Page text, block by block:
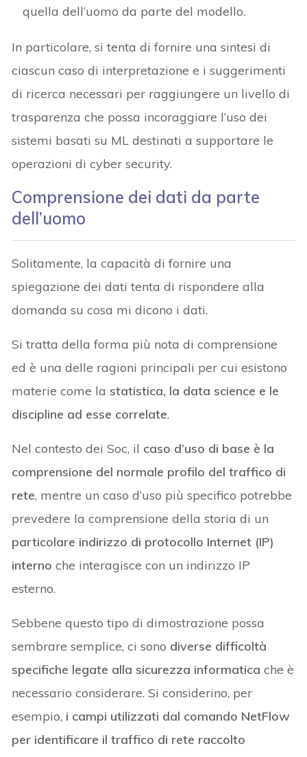
quella dell’uomo da parte del modello.
In particolare, si tenta di fornire una sintesi di
ciascun caso di interpretazione e i suggerimenti
di ricerca necessari per raggiungere un livello di
trasparenza che possa incoraggiare l’uso dei
sistemi basati su ML destinati a supportare le
operazioni di cyber security.
Comprensione dei dati da parte
dell’uomo
Solitamente, la capacità di fornire una
spiegazione dei dati tenta di rispondere alla
domanda su cosa mi dicono i dati.
Si tratta della forma più nota di comprensione
ed è una delle ragioni principali per cui esistono
materie come la statistica, la data science e le
discipline ad esse correlate.
Nel contesto dei Soc, il caso d’uso di base è la
comprensione del normale profilo del traffico di
rete, mentre un caso d’uso più specifico potrebbe
prevedere la comprensione della storia di un
particolare indirizzo di protocollo Internet (IP)
interno che interagisce con un indirizzo IP
esterno.
Sebbene questo tipo di dimostrazione possa
sembrare semplice, ci sono diverse difficoltà
specifiche legate alla sicurezza informatica che è
necessario considerare. Si considerino, per
esempio, i campi utilizzati dal comando NetFlow
per identificare il traffico di rete raccolto